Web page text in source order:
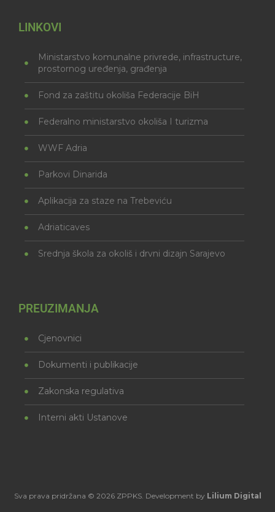
LINKOVI
Ministarstvo komunalne privrede, infrastructure,
prostornog uređenja, građenja
Fond za zaštitu okoliša Federacije BiH
Federalno ministarstvo okoliša I turizma
WWF Adria
Parkovi Dinarida
Aplikacija za staze na Trebeviću
Adriaticaves
Srednja škola za okoliš i drvni dizajn Sarajevo
PREUZIMANJA
Cjenovnici
Dokumenti i publikacije
Zakonska regulativa
Interni akti Ustanove
Sva prava pridržana © 2026 ZPPKS. Development byLilium Digital